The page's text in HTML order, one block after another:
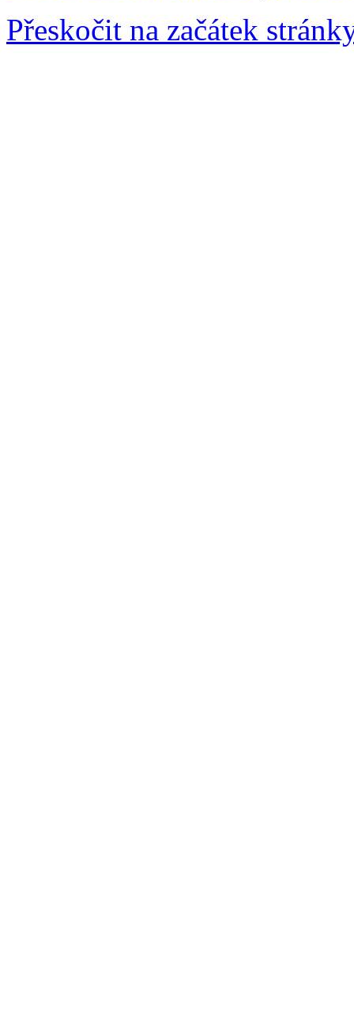
Přeskočit na začátek